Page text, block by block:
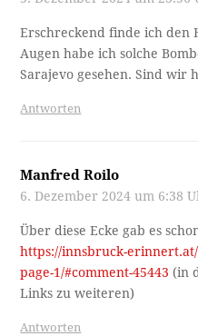
Erschreckend finde ich den
Augen habe ich solche
Sarajevo gesehen. Sind wir
Antworten
Manfred Roilo
6. Dezember 2024 um 6:38
Über diese Ecke gab es
https://innsbruck-
page-1/#comment-45443 (in
Links zu weiteren)
Antworten